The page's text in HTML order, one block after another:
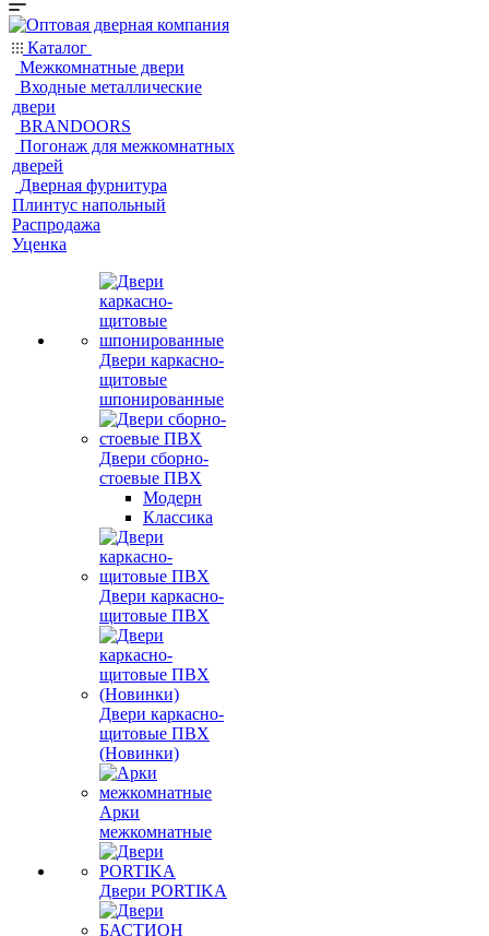
Каталог
Межкомнатные двери
Входные металлические
двери
BRANDOORS
Погонаж для межкомнатных
дверей
Дверная фурнитура
Плинтус напольный
Распродажа
Уценка
Двери каркасно-
щитовые
шпонированные
Двери сборно-
стоевые ПВХ
Модерн
Классика
Двери каркасно-
щитовые ПВХ
Двери каркасно-
щитовые ПВХ
(Новинки)
Арки
межкомнатные
Двери PORTIKA